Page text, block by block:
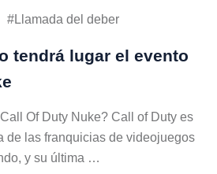
Llamada del deber
tendrá lugar el evento
Of Duty Nuke? Call of Duty es
de las franquicias de videojuegos
y su última …